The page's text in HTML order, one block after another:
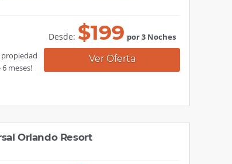
propiedad
meses!
Desde: $199 por 3 Noches
Ver Oferta
Orlando Resort